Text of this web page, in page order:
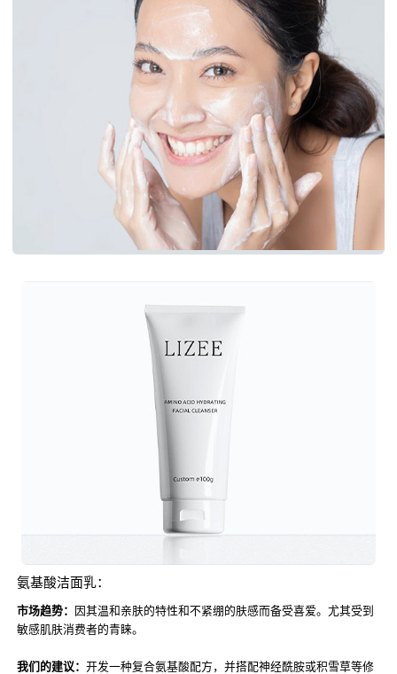
氨基酸洁面乳：
市场趋势：
因其温和亲肤的特性和不紧绷的肤感而备受喜爱。尤其受到
敏感肌肤消费者的青睐。
我们的建议：开发一种复合氨基酸配方，并搭配神经酰胺或积雪草等修